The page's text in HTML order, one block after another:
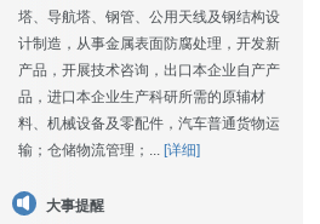
塔、导航塔、钢管、公用天线及钢结构设
计制造，从事金属表面防腐处理，开发新
产品，开展技术咨询，出口本企业自产产
品，进口本企业生产科研所需的原辅材
料、机械设备及零配件，汽车普通货物运
输；仓储物流管理；... [详细]
大事提醒